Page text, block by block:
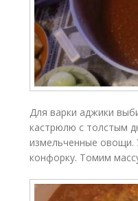
Для варки аджики
кастрюлю с толстым
измельченные овощи.
конфорку. Томим